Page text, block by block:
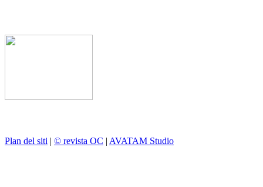
Plan del siti | © revista OC | AVATAM Studio